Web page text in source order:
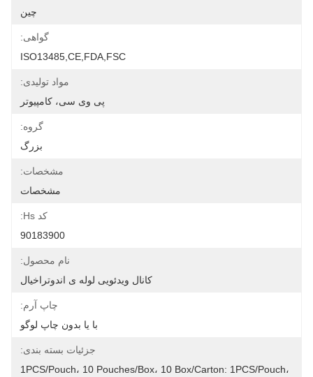
چین
گواهی:
ISO13485,CE,FDA,FSC
مواد تولیدی:
پی وی سی، کامپیوتر
گروه:
بزرگ
مشخصات:
مشخصات
کد Hs:
90183900
نام محصول:
کانال ویدئویی لوله ی اندوتراخیال
چاپ آرم:
با یا بدون چاپ لوگو
جزئیات بسته بندی:
1PCS/Pouch، 10 Pouches/Box، 10 Box/Carton: 1PCS/Pouch،